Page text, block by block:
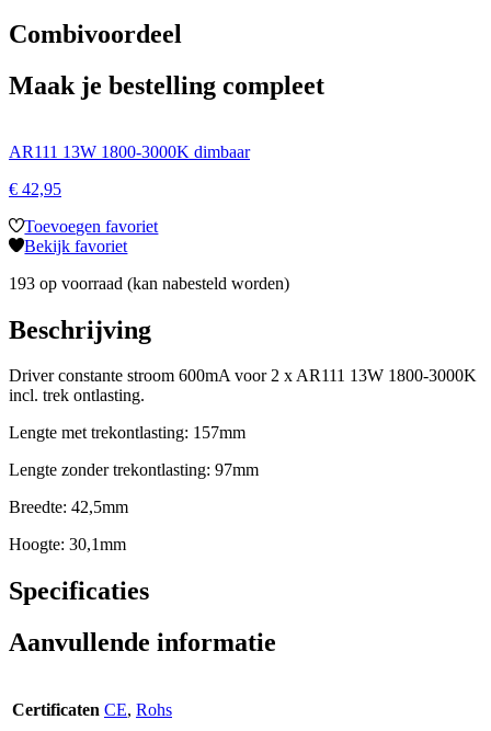
Combivoordeel
Maak je bestelling compleet
AR111 13W 1800-3000K dimbaar
€ 42,95
Toevoegen favoriet
Bekijk favoriet
193 op voorraad (kan nabesteld worden)
Beschrijving
Driver constante stroom 600mA voor 2 x AR111 13W 1800-3000K
incl. trek ontlasting.
Lengte met trekontlasting: 157mm
Lengte zonder trekontlasting: 97mm
Breedte: 42,5mm
Hoogte: 30,1mm
Specificaties
Aanvullende informatie
Certificaten CE, Rohs